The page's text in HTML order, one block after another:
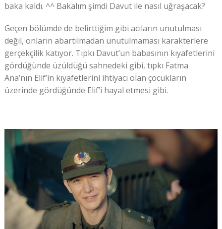
baka kaldı. ^^ Bakalım şimdi Davut ile nasıl uğraşacak?
Geçen bölümde de belirttiğim gibi acıların unutulması
değil, onların abartılmadan unutulmaması karakterlere
gerçekçilik katıyor. Tıpkı Davut’un babasının kıyafetlerini
gördüğünde üzüldüğü sahnedeki gibi, tıpkı Fatma
Ana’nın Elif’in kıyafetlerini ihtiyacı olan çocukların
üzerinde gördüğünde Elif’i hayal etmesi gibi.